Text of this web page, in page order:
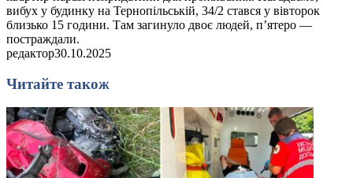
вибух у будинку на Тернопільській, 34/2 стався у вівторок
близько 15 години. Там загинуло двоє людей, п’ятеро —
постраждали.
редактор30.10.2025
Читайте також